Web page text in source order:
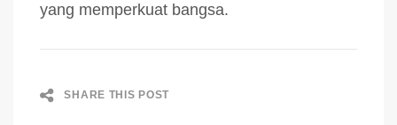
yang memperkuat bangsa.
SHARE THIS POST